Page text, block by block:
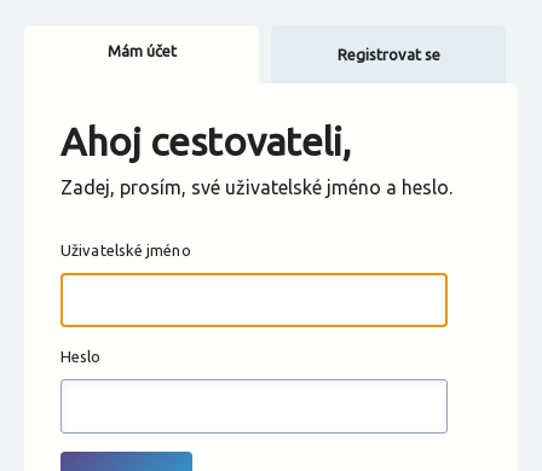
Změnit měnu
Mám účet Registrovat se
Ahoj cestovateli,
Zadej, prosím, své uživatelské jméno a heslo.
Uživatelské jméno
Heslo